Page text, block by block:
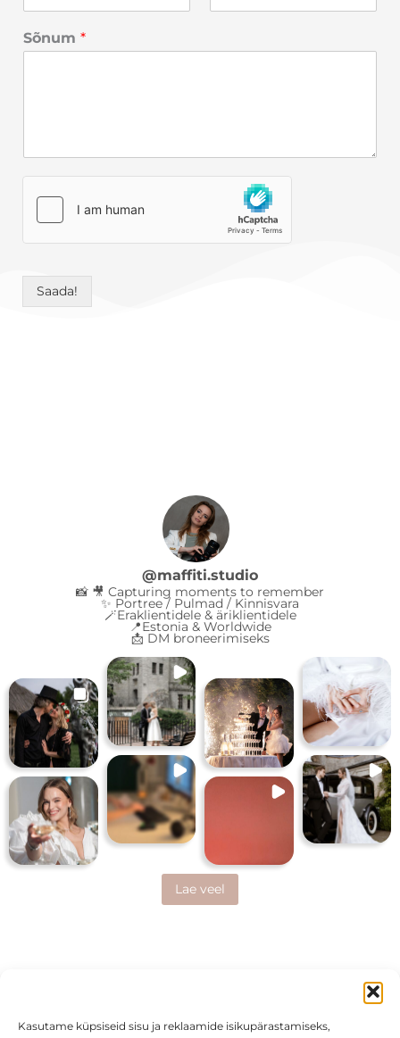
Kasutame küpsiseid sisu ja reklaamide isikupärastamiseks,
Sõnum *
Saada!
@maffiti.studio
📸 🎥 Capturing moments to remember
✨ Portree / Pulmad / Kinnisvara
🪄Eraklientidele & äriklientidele
📍Estonia & Worldwide
📩 DM broneerimiseks
Lae veel